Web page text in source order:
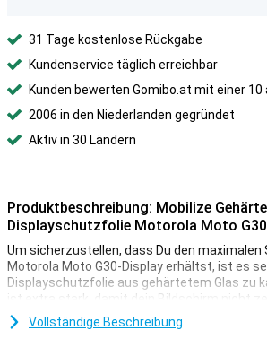
31 Tage kostenlose Rückgabe
Kundenservice täglich erreichbar
Kunden bewerten Gomibo.at mit einer 10
2006 in den Niederlanden gegründet
Aktiv in 30 Ländern
Produktbeschreibung: Mobilize
Displayschutzfolie Motorola Moto G30
Um sicherzustellen, dass Du den maximalen
Motorola Moto G30-Display erhältst, ist es
Displayschutzfolie aus gehärtetem Glas zu
ist extra stark, damit dein Bildschirm nicht
Bei einer transparenten Displayschutzfolie
Vollständige Beschreibung